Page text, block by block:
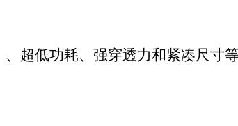
路灯、停车管理、环境监测等。它能在免许可
功耗和远距离连接有需求的各类终端设备。